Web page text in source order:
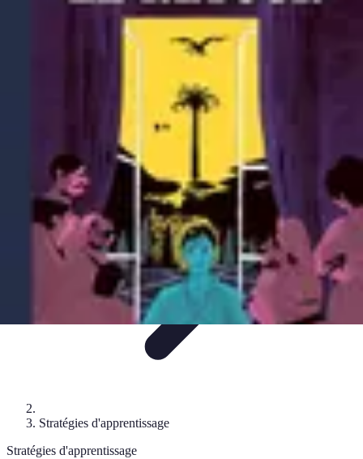
Méthodes de FormationConception de formationFormation sur
Formation et MéthodologiesOptimisation du Training
Stratégies d'apprentissage
Stratégies d'apprentissage